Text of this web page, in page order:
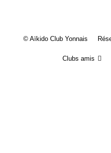
© Aïkido Club Yonnais
Clubs amis